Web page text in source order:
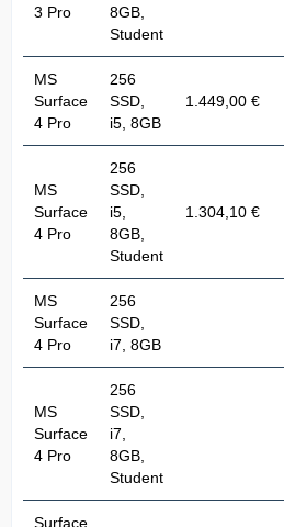
3 Pro
8GB,
Student
MS
Surface
4 Pro
256
SSD,
i5, 8GB
1.449,00 €
MS
Surface
4 Pro
256
SSD,
i5,
8GB,
Student
1.304,10 €
MS
Surface
4 Pro
256
SSD,
i7, 8GB
MS
Surface
4 Pro
256
SSD,
i7,
8GB,
Student
Surface